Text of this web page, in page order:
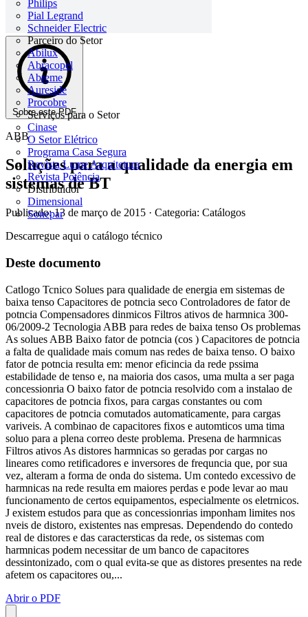
Philips
Pial Legrand
Schneider Electric
Parceiro do Setor
Abilux
Abracopel
Abreme
Aureside
Procobre
Serviços para o Setor
Cinase
O Setor Elétrico
Programa Casa Segura
Revista Lume Arquitetura
Revista Potência
Distribuidor
Dimensional
Sonepar
Sobre este PDF
ABB
Soluções para a qualidade da energia em
sistemas de BT
Publicado: 13 de março de 2015 · Categoria: Catálogos
Descarregue aqui o catálogo técnico
Deste documento
Catlogo Tcnico Solues para qualidade de energia em sistemas de
baixa tenso Capacitores de potncia seco Controladores de fator de
potncia Compensadores dinmicos Filtros ativos de harmnica 300-
06/2009-2 Tecnologia ABB para redes de baixa tenso Os problemas
As solues ABB Baixo fator de potncia (cos ) Capacitores de potncia
a falta de qualidade mais comum nas redes de baixa tenso. O baixo
fator de potncia resulta em: menor eficincia da rede pssima
estabilidade de tenso e, na maioria dos casos, uma multa a ser paga
concessionria O baixo fator de potncia resolvido com a instalao de
capacitores de potncia fixos, para cargas constantes ou com
capacitores de potncia comutados automaticamente, para cargas
variveis. A combinao de capacitores fixos e automticos uma tima
soluo para a plena correo deste problema. Presena de harmnicas
Filtros ativos As distores harmnicas so geradas por cargas no
lineares como retificadores e inversores de frequncia que, por sua
vez, alteram a forma de onda do sistema. Um contedo excessivo de
harmnicas na rede resulta em maiores perdas e pode levar ao mau
funcionamento de certos equipamentos, especialmente os eletrnicos.
J existem estudos para que as concessionrias imponham limites nos
nveis de distoro, existentes nas empresas. Dependendo do contedo
real de distores e das caractersticas da rede, os sistemas com
harmnicas podem necessitar de um banco de capacitores
dessintonizado, com o qual evita-se que as distores presentes na rede
afetem os capacitores ou,...
Abrir o PDF